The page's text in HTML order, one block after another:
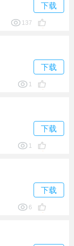
下载
137
下载
1
下载
1
下载
6